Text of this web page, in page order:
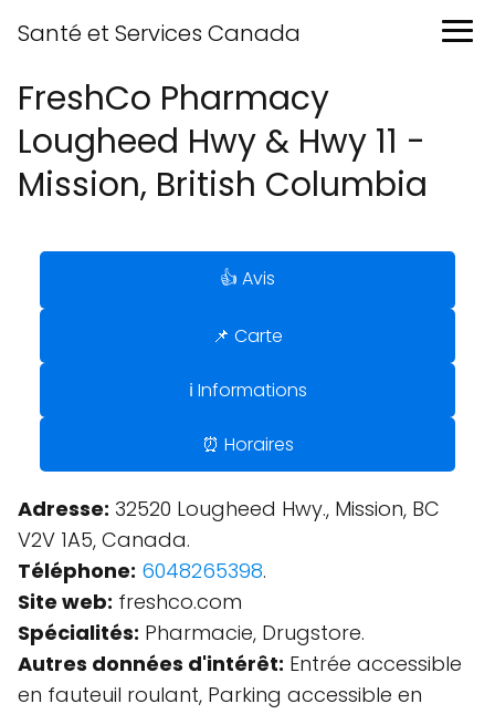
Santé et Services Canada
FreshCo Pharmacy
Lougheed Hwy & Hwy 11 -
Mission, British Columbia
👍 Avis
📌 Carte
ℹ️ Informations
⏰ Horaires
Adresse: 32520 Lougheed Hwy., Mission, BC
V2V 1A5, Canada.
Téléphone: 6048265398.
Site web: freshco.com
Spécialités: Pharmacie, Drugstore.
Autres données d'intérêt: Entrée accessible
en fauteuil roulant, Parking accessible en